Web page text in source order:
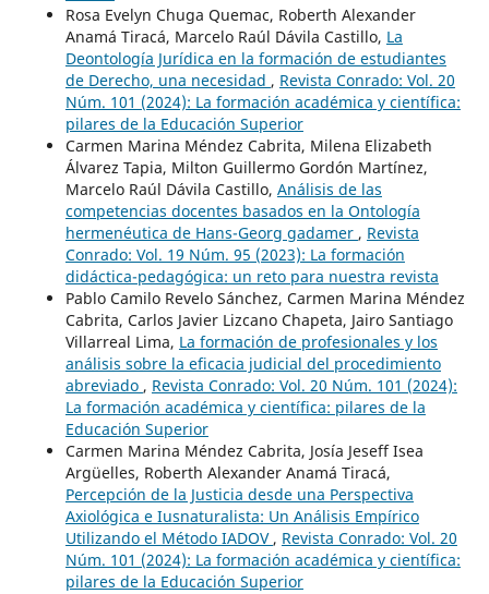
Rosa Evelyn Chuga Quemac, Roberth Alexander
Anamá Tiracá, Marcelo Raúl Dávila Castillo, La
Deontología Jurídica en la formación de estudiantes
de Derecho, una necesidad , Revista Conrado: Vol. 20
Núm. 101 (2024): La formación académica y científica:
pilares de la Educación Superior
Carmen Marina Méndez Cabrita, Milena Elizabeth
Álvarez Tapia, Milton Guillermo Gordón Martínez,
Marcelo Raúl Dávila Castillo, Análisis de las
competencias docentes basados en la Ontología
hermenéutica de Hans-Georg gadamer , Revista
Conrado: Vol. 19 Núm. 95 (2023): La formación
didáctica-pedagógica: un reto para nuestra revista
Pablo Camilo Revelo Sánchez, Carmen Marina Méndez
Cabrita, Carlos Javier Lizcano Chapeta, Jairo Santiago
Villarreal Lima, La formación de profesionales y los
análisis sobre la eficacia judicial del procedimiento
abreviado , Revista Conrado: Vol. 20 Núm. 101 (2024):
La formación académica y científica: pilares de la
Educación Superior
Carmen Marina Méndez Cabrita, Josía Jeseff Isea
Argüelles, Roberth Alexander Anamá Tiracá,
Percepción de la Justicia desde una Perspectiva
Axiológica e Iusnaturalista: Un Análisis Empírico
Utilizando el Método IADOV , Revista Conrado: Vol. 20
Núm. 101 (2024): La formación académica y científica:
pilares de la Educación Superior